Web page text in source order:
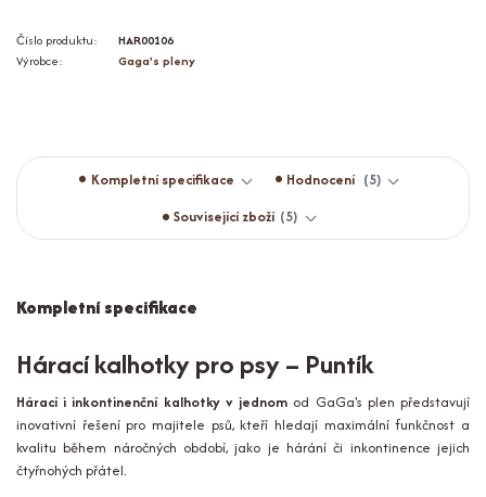
Číslo produktu:
HAR00106
Výrobce:
Gaga's pleny
Kompletní specifikace Hodnocení
5
Související zboží 5
Kompletní specifikace
Hárací kalhotky pro psy – Puntík
Hárací i inkontinenční kalhotky v jednom od GaGa's plen představují
inovativní řešení pro majitele psů, kteří hledají maximální funkčnost a
kvalitu během náročných období, jako je hárání či inkontinence jejich
čtyřnohých přátel.